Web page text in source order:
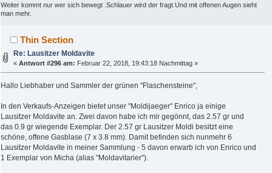
Weiter kommt nur wer sich bewegt .Schlauer wird der fragt.Und mit offenen Augen sieht
man mehr.
Thin Section
Re: Lausitzer Moldavite
«Antwort #296 am: Februar 22, 2018, 19:43:18 Nachmittag »
Hallo Liebhaber und Sammler der grünen "Flaschensteine",
In den Verkaufs-Anzeigen bietet unser "Moldijaeger" Enrico ja einige
Lausitzer Moldavite an. Zwei davon habe ich mir gegönnt, das 2.57 gr und
das 0.9 gr wiegende Exemplar. Der 2.57 gr Lausitzer Moldi besitzt eine
schöne, offene Gasblase (7 x 3.8 mm). Damit befinden sich nunmehr 6
Lausitzer Moldavite in meiner Sammlung - 5 davon erwarb ich von Enrico und
1 Exemplar von Micha (alias "Moldavitarier").